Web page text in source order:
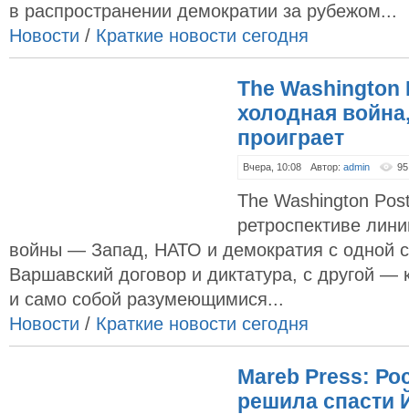
в распространении демократии за рубежом...
Новости / Краткие новости сегодня
The
холодная
проиграет
Вчера, 10:08 Автор: admin 95
The Washington
ретроспективе
войны — Запад, НАТО и демократия с одной
Варшавский договор и диктатура, с другой —
и само собой разумеющимися...
Новости / Краткие новости сегодня
Mareb Press:
решила спасти